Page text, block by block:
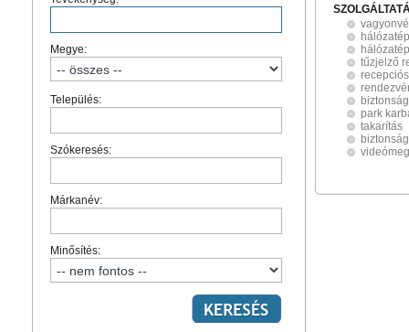
Megye:
Település:
Szókeresés:
Márkanév:
Minősítés:
tűzjelző
park
takarítás